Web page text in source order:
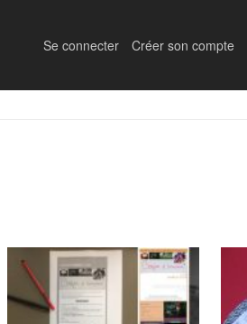
Se connecter Créer son compte